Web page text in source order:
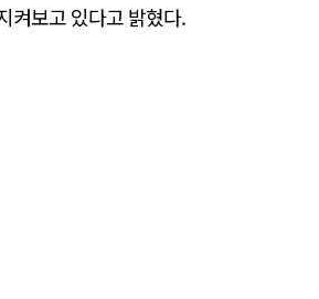
켜보고 있다고 밝혔다.